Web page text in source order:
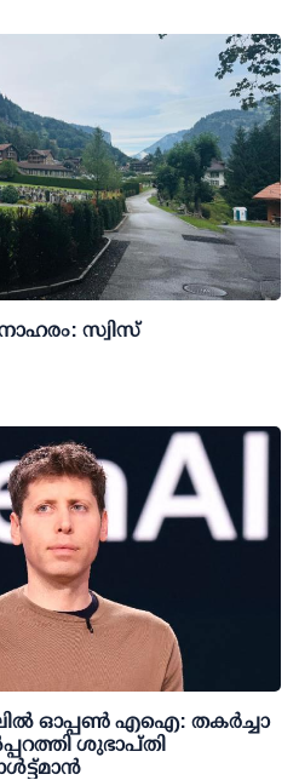
സ്വിസ്
ഓപ്പണ്‍ എഐ: തകര്‍ച്ചാ
ശുഭാപ്തി